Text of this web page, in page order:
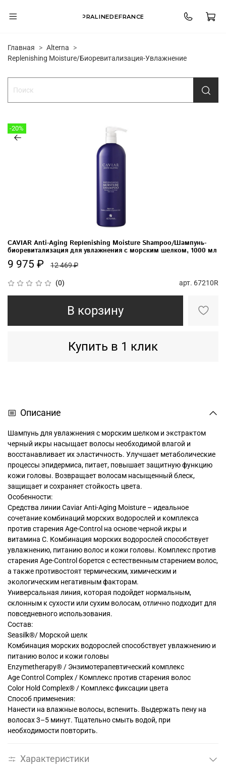
PRALINEDEFRANCE
Главная
Alterna
Replenishing Moisture/Биоревитализация-Увлажнение
-20%
(0) арт. 67210R
CAVIAR Anti-Aging Replenishing Moisture Shampoo/Шампунь-
биоревитализация для увлажнения с морским шелком, 1000 мл
9 975 ₽ 12 469 ₽
В корзину
Купить в 1 клик
Описание
Шампунь для увлажнения c морским шелком и экстрактом
черный икры насыщает волосы необходимой влагой и
восстанавливает их эластичность. Улучшает метаболические
процессы эпидермиса, питает, повышает защитную функцию
кожи головы. Возвращает волосам насыщенный блеск,
защищает и сохраняет стойкость цвета.
Особенности:
Средства линии Caviar Anti-Aging Moisture – идеальное
сочетание комбинаций морских водорослей и комплекса
против старения Age-Control на основе черной икры и
витамина С. Комбинация морских водорослей способствует
увлажнению, питанию волос и кожи головы. Комплекс против
старения Age-Control борется с естественным старением волос,
а также противостоят термическим, химическим и
экологическим негативным факторам.
Универсальная линия, которая подойдет нормальным,
склонным к сухости или сухим волосам, отлично подходит для
повседневного использования.
Состав:
Seasilk®/ Морской шелк
Комбинация морских водорослей способствует увлажнению и
питанию волос и кожи головы
Enzymetherapy® / Энзимотерапевтический комплекс
Age Control Complex / Комплекс против старения волос
Color Hold Complex® / Комплекс фиксации цвета
Способ применения:
Нанести на влажные волосы, вспенить. Выдержать пену на
волосах 3–5 минут. Тщательно смыть водой, при
необходимости повторить.
Характеристики